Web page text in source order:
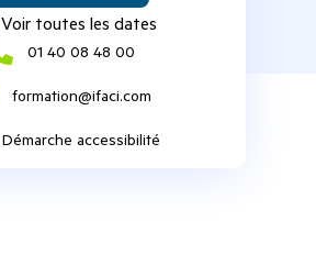
Voir toutes les dates
‭01 40 08 48 00‬
formation@ifaci.com
Démarche accessibilité